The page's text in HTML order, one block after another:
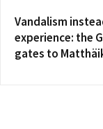
Vandalism
experience: the
gates to